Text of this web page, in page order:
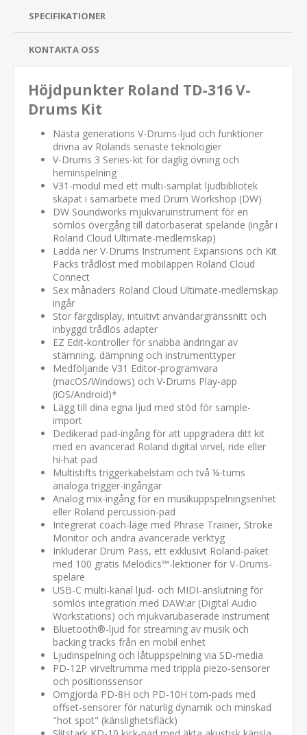
SPECIFIKATIONER
KONTAKTA OSS
Höjdpunkter Roland TD-316 V-
Drums Kit
Nästa generations V-Drums-ljud och funktioner
drivna av Rolands senaste teknologier
V-Drums 3 Series-kit för daglig övning och
heminspelning
V31-modul med ett multi-samplat ljudbibliotek
skapat i samarbete med Drum Workshop (DW)
DW Soundworks mjukvaruinstrument för en
sömlös övergång till datorbaserat spelande (ingår i
Roland Cloud Ultimate-medlemskap)
Ladda ner V-Drums Instrument Expansions och Kit
Packs trådlöst med mobilappen Roland Cloud
Connect
Sex månaders Roland Cloud Ultimate-medlemskap
ingår
Stor färgdisplay, intuitivt användargränssnitt och
inbyggd trådlös adapter
EZ Edit-kontroller för snabba ändringar av
stämning, dämpning och instrumenttyper
Medföljande V31 Editor-programvara
(macOS/Windows) och V-Drums Play-app
(iOS/Android)*
Lägg till dina egna ljud med stöd för sample-
import
Dedikerad pad-ingång för att uppgradera ditt kit
med en avancerad Roland digital virvel, ride eller
hi-hat pad
Multistifts triggerkabelstam och två ¼-tums
analoga trigger-ingångar
Analog mix-ingång för en musikuppspelningsenhet
eller Roland percussion-pad
Integrerat coach-läge med Phrase Trainer, Stroke
Monitor och andra avancerade verktyg
Inkluderar Drum Pass, ett exklusivt Roland-paket
med 100 gratis Melodics™-lektioner för V-Drums-
spelare
USB-C multi-kanal ljud- och MIDI-anslutning för
sömlös integration med DAW:ar (Digital Audio
Workstations) och mjukvarubaserade instrument
Bluetooth®-ljud för streaming av musik och
backing tracks från en mobil enhet
Ljudinspelning och låtuppspelning via SD-media
PD-12P virveltrumma med trippla piezo-sensorer
och positionssensor
Omgjorda PD-8H och PD-10H tom-pads med
offset-sensorer för naturlig dynamik och minskad
"hot spot" (känslighetsfläck)